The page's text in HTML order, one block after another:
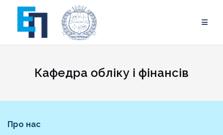
content
Кафедра обліку і фінансів
Про нас